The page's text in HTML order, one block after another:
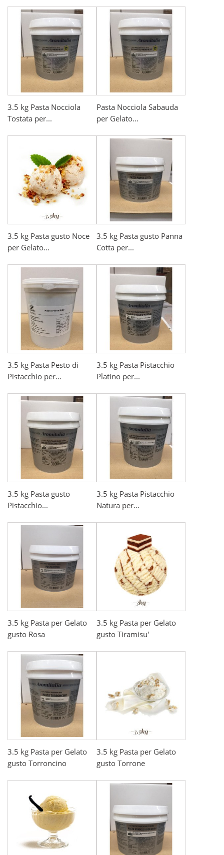
3.5 kg Pasta Nocciola
Tostata per...
Pasta Nocciola Sabauda
per Gelato...
3.5 kg Pasta gusto Noce
per Gelato...
3.5 kg Pasta gusto Panna
Cotta per...
3.5 kg Pasta Pesto di
Pistacchio per...
3.5 kg Pasta Pistacchio
Platino per...
3.5 kg Pasta gusto
Pistacchio...
3.5 kg Pasta Pistacchio
Natura per...
3.5 kg Pasta per Gelato
gusto Rosa
3.5 kg Pasta per Gelato
gusto Tiramisu'
3.5 kg Pasta per Gelato
gusto Torroncino
3.5 kg Pasta per Gelato
gusto Torrone